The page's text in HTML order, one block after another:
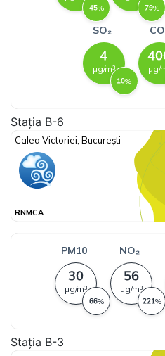
Stația B-6
Stația B-3